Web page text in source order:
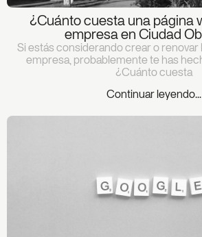
¿Cuánto cuesta una página
empresa en Ciudad
Si estás considerando crear o renovar
empresa, probablemente te has
¿Cuánto cuesta
Continuar leyendo...